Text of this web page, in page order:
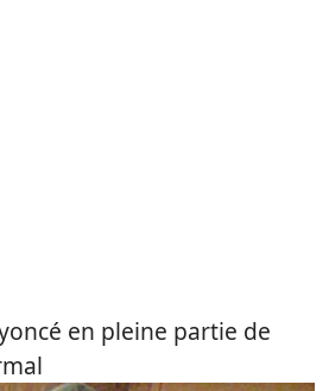
en pleine partie de